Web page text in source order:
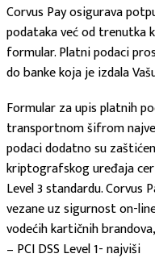
Corvus Pay osigurava
podataka već od trenutka
formular. Platni podaci
do banke koja je izdala
Formular za upis platnih
transportnom šifrom
podaci dodatno su
kriptografskog uređaja
Level 3 standardu. Corvus
vezane uz sigurnost on-
vodećih kartičnih
– PCI DSS Level 1- najviši